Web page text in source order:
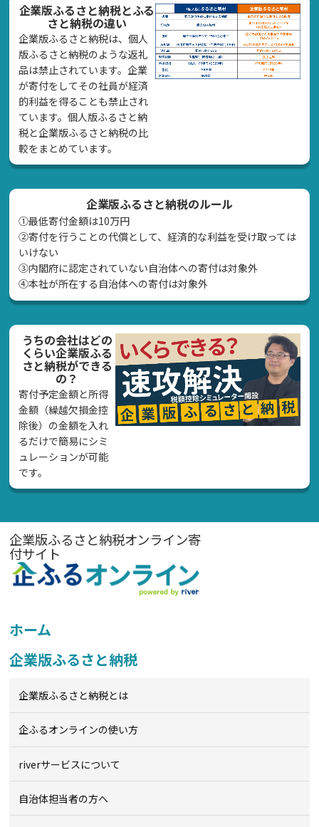
企業版ふるさと納税とふる
さと納税の違い
企業版ふるさと納税は、個人
版ふるさと納税のような返礼
品は禁止されています。企業
が寄付をしてその社員が経済
的利益を得ることも禁止され
ています。個人版ふるさと納
税と企業版ふるさと納税の比
較をまとめています。
企業版ふるさと納税のルール
①最低寄付金額は10万円
②寄付を行うことの代償として、経済的な利益を受け取っては
いけない
➂内閣府に認定されていない自治体への寄付は対象外
④本社が所在する自治体への寄付は対象外
うちの会社はどの
くらい企業版ふる
さと納税ができる
の？
寄付予定金額と所得
金額（繰越欠損金控
除後）の金額を入れ
るだけで簡易にシミ
ュレーションが可能
です。
企業版ふるさと納税オンライン寄
付サイト
ホーム
企業版ふるさと納税
企業版ふるさと納税とは
企ふるオンラインの使い方
riverサービスについて
自治体担当者の方へ